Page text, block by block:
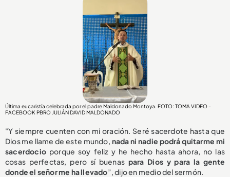
Última eucaristía celebrada por el padre Maldonado Montoya. FOTO: TOMA VIDEO -
FACEBOOK PBRO JULIÁN DAVID MALDONADO
"Y siempre cuenten con mi oración. Seré sacerdote hasta que
Dios me llame de este mundo, nada ni nadie podrá quitarme mi
sacerdocio porque soy feliz y he hecho hasta ahora, no las
cosas perfectas, pero sí buenas para Dios y para la gente
donde el señor me ha llevado”, dijo en medio del sermón.